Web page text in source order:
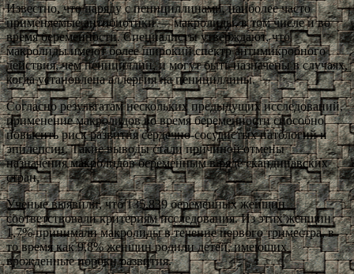
Известно, что наряду с пенициллинами, наиболее часто
применяемые антибиотики — макролиды, в том числе и во
время беременности. Специалисты утверждают, что
макролиды имеют более широкий спектр антимикробного
действия, чем пенициллин, и могут быть назначены в случаях,
когда установлена аллергия на пенициллины.
Согласно результатам нескольких предыдущих исследований,
применение макролидов во время беременности способно
повысить риск развития сердечно-сосудистых патологий и
эпилепсии. Такие выводы стали причиной отмены
назначения макролидов беременным в ряде скандинавских
стран.
Ученые выявили, что 135,839 беременных женщин
соответствовали критериям исследования. Из этих женщин
1,7% принимали макролиды в течение первого триместра, в
то время как 9,8% женщин родили детей, имеющих
врожденные пороки развития.